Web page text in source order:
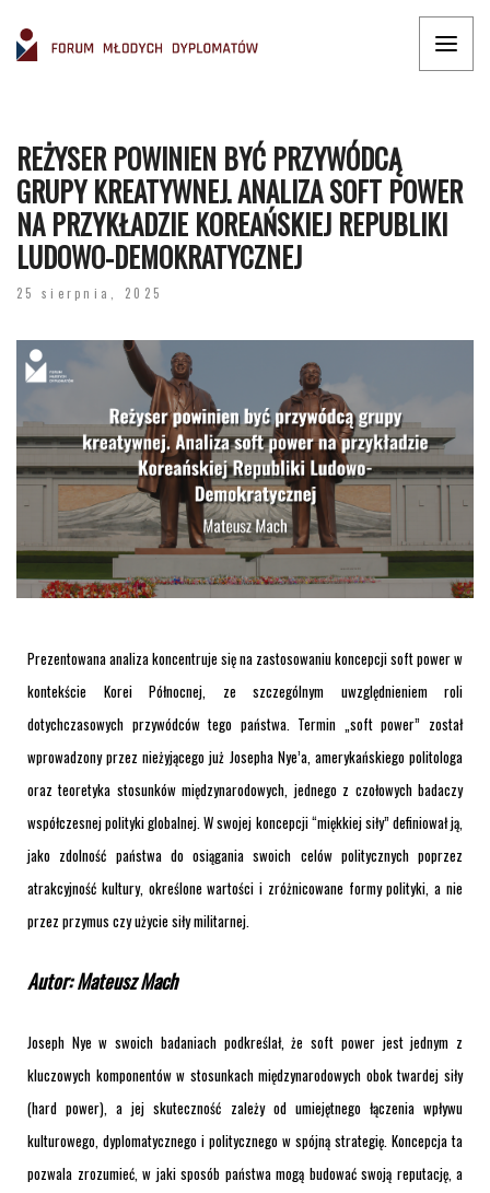
REŻYSER POWINIEN BYĆ PRZYWÓDCĄ
GRUPY KREATYWNEJ. ANALIZA SOFT POWER
NA PRZYKŁADZIE KOREAŃSKIEJ REPUBLIKI
LUDOWO-DEMOKRATYCZNEJ
25 sierpnia, 2025
Prezentowana analiza koncentruje się na zastosowaniu koncepcji soft power w
kontekście Korei Północnej, ze szczególnym uwzględnieniem roli
dotychczasowych przywódców tego państwa. Termin „soft power” został
wprowadzony przez nieżyjącego już Josepha Nye’a, amerykańskiego politologa
oraz teoretyka stosunków międzynarodowych, jednego z czołowych badaczy
współczesnej polityki globalnej. W swojej koncepcji “miękkiej siły” definiował ją,
jako zdolność państwa do osiągania swoich celów politycznych poprzez
atrakcyjność kultury, określone wartości i zróżnicowane formy polityki, a nie
przez przymus czy użycie siły militarnej.
Autor: Mateusz Mach
Joseph Nye w swoich badaniach podkreślał, że soft power jest jednym z
kluczowych komponentów w stosunkach międzynarodowych obok twardej siły
(hard power), a jej skuteczność zależy od umiejętnego łączenia wpływu
kulturowego, dyplomatycznego i politycznego w spójną strategię. Koncepcja ta
pozwala zrozumieć, w jaki sposób państwa mogą budować swoją reputację, a